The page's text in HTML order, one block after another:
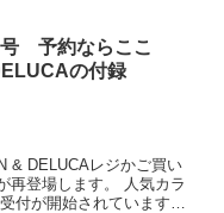
号 予約ならここ
の付録
& DELUCAレジかご買い
再登場します。 人気カラ
付が開始されています。